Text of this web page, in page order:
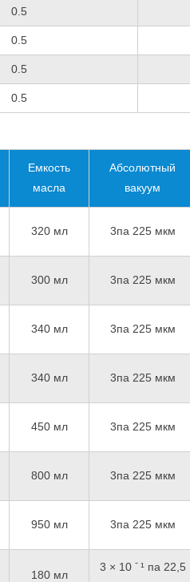
0.5
0.5
0.5
0.5
Емкость
масла
Абсолютный
вакуум
320 мл 3па 225 мкм
300 мл 3па 225 мкм
340 мл 3па 225 мкм
340 мл 3па 225 мкм
450 мл 3па 225 мкм
800 мл 3па 225 мкм
950 мл 3па 225 мкм
180 мл
3 × 10 - ¹ па 22,5